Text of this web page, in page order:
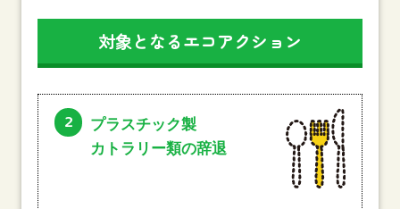
対象となるエコアクション
2
プラスチック製
カトラリー類の辞退